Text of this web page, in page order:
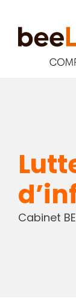
Cabinet